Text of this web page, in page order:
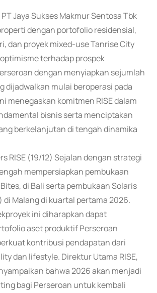
Jaya Sukses Makmur Sentosa Tbk
dengan portofolio residensial,
dan proyek mixed-use Tanrise City
terhadap prospek
dengan menyiapkan sejumlah
dijadwalkan mulai beroperasi pada
menegaskan komitmen RISE dalam
bisnis serta menciptakan
berkelanjutan di tengah dinamika
RISE (19/12) Sejalan dengan strategi
mempersiapkan pembukaan
di Bali serta pembukaan Solaris
di Malang di kuartal pertama 2026.
ini diharapkan dapat
aset produktif Perseroan
kontribusi pendapatan dari
dan lifestyle. Direktur Utama RISE,
bahwa 2026 akan menjadi
bagi Perseroan untuk kembali